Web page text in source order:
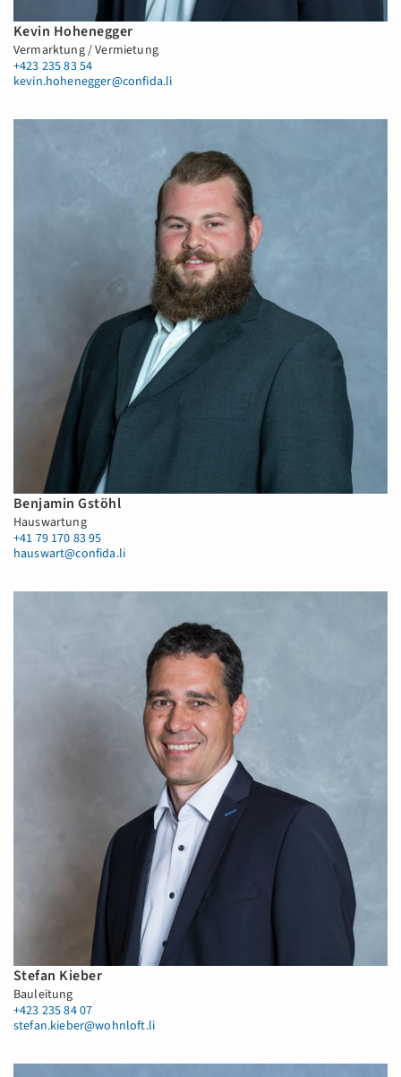
Kevin Hohenegger
Vermarktung / Vermietung
+423 235 83 54
kevin.hohenegger@confida.li
Benjamin Gstöhl
Hauswartung
+41 79 170 83 95
hauswart@confida.li
Stefan Kieber
Bauleitung
+423 235 84 07
stefan.kieber@wohnloft.li